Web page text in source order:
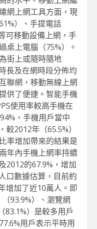
網上網工具方面，現
）、手提電話
可移動設備上網，手
桌上電腦（75%）。
街上或隨時隨地
長及在網時段分佈均
聯網，移動無線上網
供了便捷。智能手機
使用率較高手機在
，手機用戶當中
2012年（65.5%）
率增加帶來的結果是
年內手機上網率持續
2012的67.9%，增加
口數據估算，目前約
增加了近10萬人。即
93.9%）、瀏覽網
83.1%）是較多用戶
用戶表示平時用